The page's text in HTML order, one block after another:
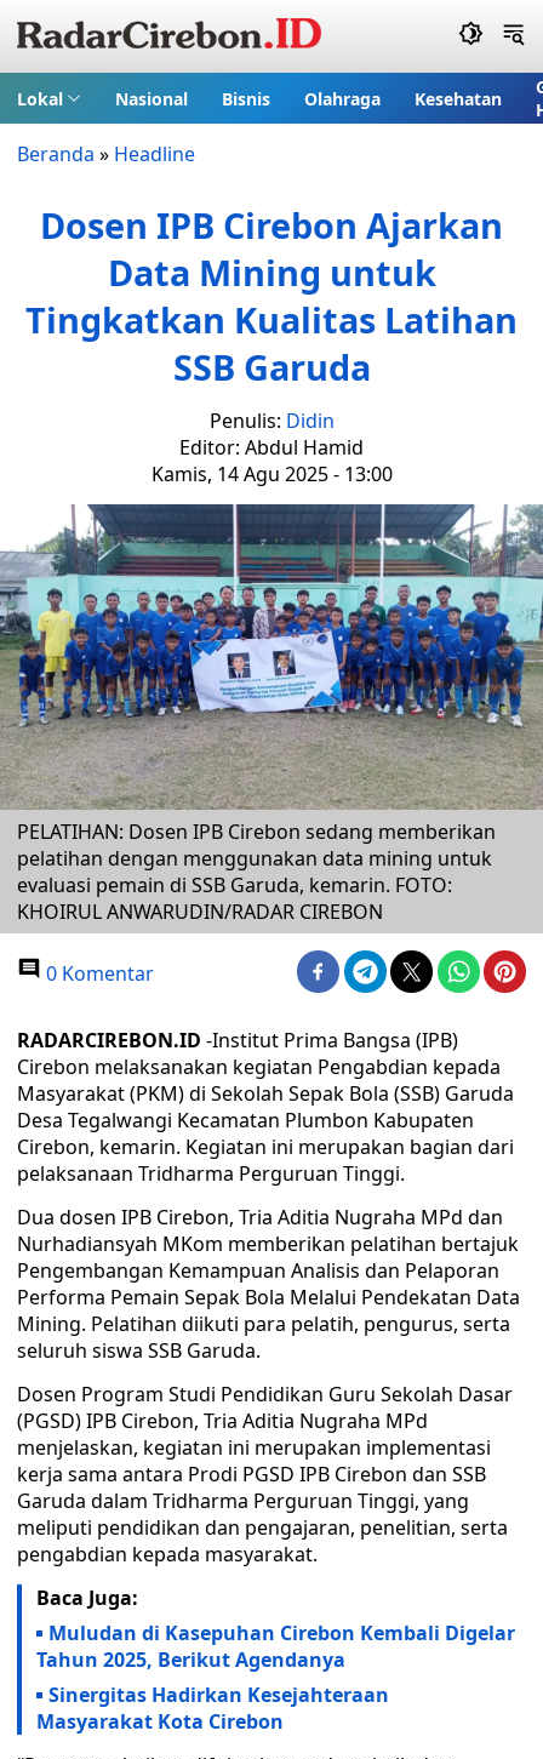
Lokal Nasional Bisnis Olahraga Kesehatan
Beranda » Headline
Dosen IPB Cirebon Ajarkan
Data Mining untuk
Tingkatkan Kualitas Latihan
SSB Garuda
Penulis: Didin
Editor: Abdul Hamid
Kamis, 14 Agu 2025 - 13:00
PELATIHAN: Dosen IPB Cirebon sedang memberikan
pelatihan dengan menggunakan data mining untuk
evaluasi pemain di SSB Garuda, kemarin. FOTO:
KHOIRUL ANWARUDIN/RADAR CIREBON
0 Komentar
RADARCIREBON.ID -Institut Prima Bangsa (IPB)
Cirebon melaksanakan kegiatan Pengabdian kepada
Masyarakat (PKM) di Sekolah Sepak Bola (SSB) Garuda
Desa Tegalwangi Kecamatan Plumbon Kabupaten
Cirebon, kemarin. Kegiatan ini merupakan bagian dari
pelaksanaan Tridharma Perguruan Tinggi.
Dua dosen IPB Cirebon, Tria Aditia Nugraha MPd dan
Nurhadiansyah MKom memberikan pelatihan bertajuk
Pengembangan Kemampuan Analisis dan Pelaporan
Performa Pemain Sepak Bola Melalui Pendekatan Data
Mining. Pelatihan diikuti para pelatih, pengurus, serta
seluruh siswa SSB Garuda.
Dosen Program Studi Pendidikan Guru Sekolah Dasar
(PGSD) IPB Cirebon, Tria Aditia Nugraha MPd
menjelaskan, kegiatan ini merupakan implementasi
kerja sama antara Prodi PGSD IPB Cirebon dan SSB
Garuda dalam Tridharma Perguruan Tinggi, yang
meliputi pendidikan dan pengajaran, penelitian, serta
pengabdian kepada masyarakat.
Baca Juga:
Muludan di Kasepuhan Cirebon Kembali Digelar
Tahun 2025, Berikut Agendanya
Sinergitas Hadirkan Kesejahteraan
Masyarakat Kota Cirebon